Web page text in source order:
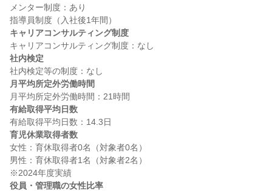
メンター制度：あり
キャリアコンサルティング制度
社内検定
月平均所定外労働時間
有給取得平均日数
育児休業取得者数
女性：育休取得者0名（対象者0名）
男性：育休取得者1名（対象者2名）
役員・管理職の女性比率